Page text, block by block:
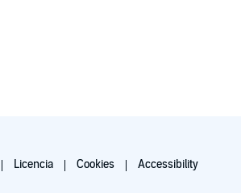
Licencia Cookies
Accessibility